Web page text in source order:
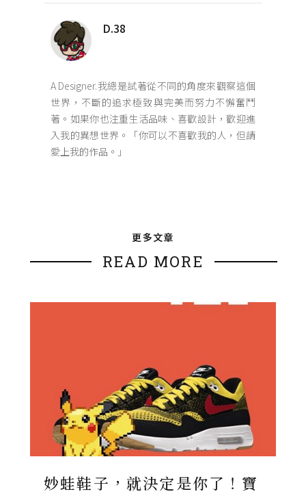
D.38
A Designer.我總是試著從不同的角度來觀察這個
世界，不斷的追求極致與完美而努力不懈奮鬥
著。如果你也注重生活品味、喜歡設計，歡迎進
入我的異想世界。「你可以不喜歡我的人，但請
愛上我的作品。」
更多文章
READ MORE
妙蛙鞋子，就決定是你了！寶